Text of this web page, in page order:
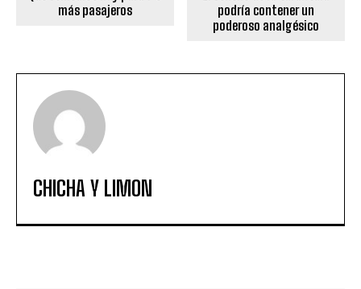
más pasajeros
podría contener un
poderoso analgésico
CHICHA Y LIMON